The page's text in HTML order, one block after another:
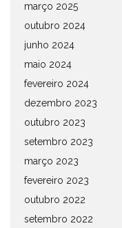
março 2025
outubro 2024
junho 2024
maio 2024
fevereiro 2024
dezembro 2023
outubro 2023
setembro 2023
março 2023
fevereiro 2023
outubro 2022
setembro 2022